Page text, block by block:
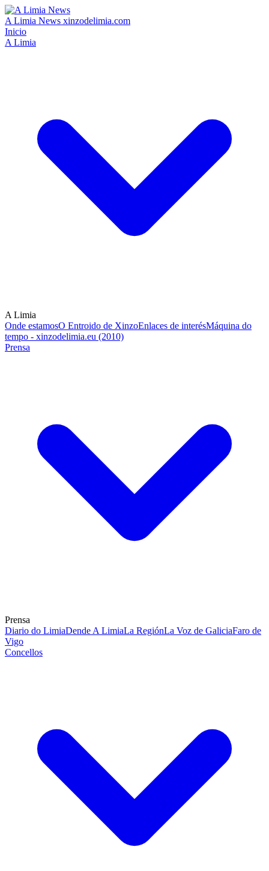
A Limia News xinzodelimia.com
Inicio
A Limia
A Limia
Onde estamosO Entroido de XinzoEnlaces de interésMáquina do
tempo - xinzodelimia.eu (2010)
Prensa
Prensa
Diario do LimiaDende A LimiaLa RegiónLa Voz de GaliciaFaro de
Vigo
Concellos